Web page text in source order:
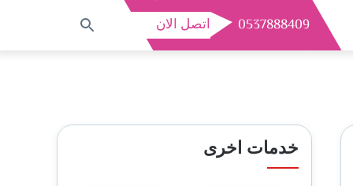
0537888409 اتصل الان
خدمات اخرى